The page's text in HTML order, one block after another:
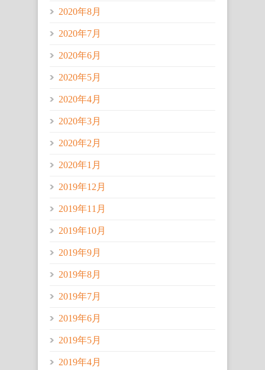
2020年8月
2020年7月
2020年6月
2020年5月
2020年4月
2020年3月
2020年2月
2020年1月
2019年12月
2019年11月
2019年10月
2019年9月
2019年8月
2019年7月
2019年6月
2019年5月
2019年4月